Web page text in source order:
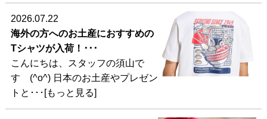
2026.07.22
海外の方へのお土産におすすめの
Tシャツが入荷！･･･
こんにちは、スタッフの須山で
す (^o^) 日本のお土産やプレゼン
トと･･･[もっと見る]